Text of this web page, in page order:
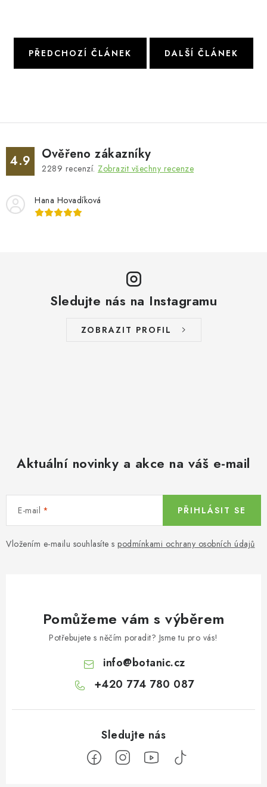
PŘEDCHOZÍ ČLÁNEK DALŠÍ ČLÁNEK
4.9 Ověřeno zákazníky
2289 recenzí. Zobrazit všechny recenze
Hana Hovadíková
Sledujte nás na Instagramu
ZOBRAZIT PROFIL
Aktuální novinky a akce na váš e-mail
E-mail
Vložením e-mailu souhlasíte s podmínkami ochrany osobních údajů
PŘIHLÁSIT SE
Pomůžeme vám s výběrem
Potřebujete s něčím poradit? Jsme tu pro vás!
info@botanic.cz
+420 774 780 087